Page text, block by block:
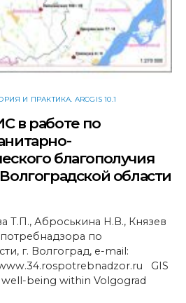
И ПРАКТИКА. ARCGIS 10.1
в работе по
благополучия
области
Т.П., Аброськина Н.В., Князев
по
г. Волгоград, e-mail:
GIS
being within Volgograd